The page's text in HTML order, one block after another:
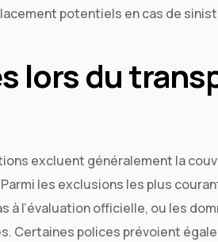
potentiels en cas de
lors du
excluent généralement la
les exclusions les plus
à l’évaluation officielle, ou les
Certaines polices prévoient